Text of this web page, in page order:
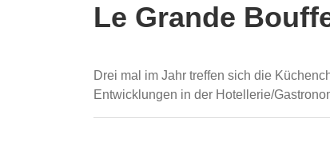
Le Grande
Drei mal im Jahr treffen sich die
Entwicklungen in der Hotellerie/